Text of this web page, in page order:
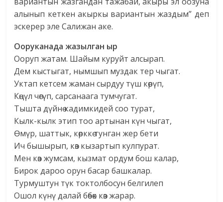
алынып кеткен акыркы вариантын жаздым” деп
эскерер эле Салижан аке.
Ооруканада жазылган ыр
Ооруп жатам. Шайым куруйт алсырап.
Дем кыстыгат, нымшып муздак тер чыгат.
Уктап кетсем жаман сырдуу түш көрүп,
Көңүл чөгүп, сарсанаага тумчугат.
Тышта дүйнө кадимкидей соо турат,
Кылк-кылк этип тоо артынан күн чыгат,
Өмүр, шаттык, көрккө тунган жер бети
Ич бышырып, көз кызартып кулпурат.
Мен көз жумсам, кызмат ордум бош калар,
Бирок дароо орун басар башкалар.
Турмуштун түк токтолбосун белгилеп
Ошол күнү далай бөбөк көз жарар.